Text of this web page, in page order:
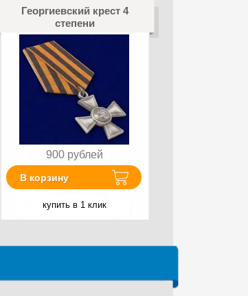
Георгиевский крест 4
степени
900 рублей
В корзину
купить в 1 клик